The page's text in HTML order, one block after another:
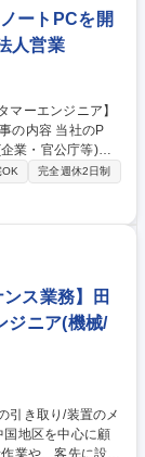
ム部門としてのリ
ートPCを開
人営業
業・官公庁等)に
対応(オンサイト対
・クラウ
ーズを踏まえた付
社後について】入
から教わっていき
立ちは半年～1年
成できる環境で
完全週休2日制
ス業務】田
ジニア(機械/
業や、客先に設置